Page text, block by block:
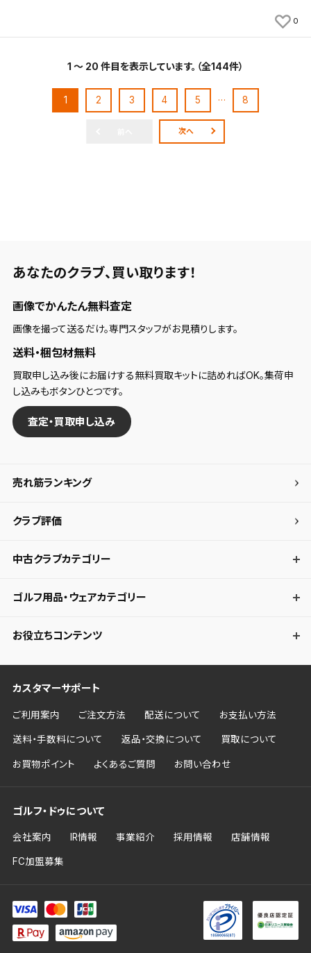
0
1 ～ 20 件目を表示しています。（全144件）
1 2 3 4 5 … 8
次へ
あなたのクラブ、 買い取ります！
画像でかんたん無料査定
画像を撮って送るだけ。専門スタッフがお見積りします。
送料・梱包材無料
買取申し込み後にお届けする無料買取キットに詰めればOK。集荷申
し込みもボタンひとつです。
査定・買取申し込み
売れ筋ランキング
クラブ評価
中古クラブカテゴリー
ゴルフ用品・ウェアカテゴリー
お役立ちコンテンツ
カスタマーサポート
ご利用案内 ご注文方法 配送について お支払い方法
送料・手数料について 返品・交換について 買取について
お買物ポイント よくあるご質問 お問い合わせ
ゴルフ・ドゥについて
会社案内 IR情報 事業紹介 採用情報 店舗情報
FC加盟募集